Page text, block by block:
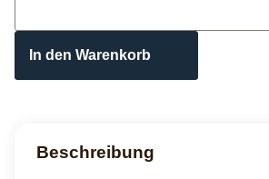
In den Warenkorb
Beschreibung